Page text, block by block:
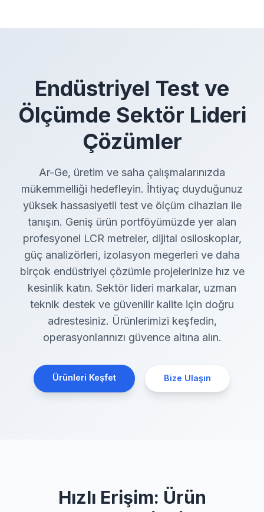
Endüstriyel Test ve
Ölçümde Sektör Lideri
Çözümler
Ar-Ge, üretim ve saha çalışmalarınızda
mükemmelliği hedefleyin. İhtiyaç duyduğunuz
yüksek hassasiyetli test ve ölçüm cihazları ile
tanışın. Geniş ürün portföyümüzde yer alan
profesyonel LCR metreler, dijital osiloskoplar,
güç analizörleri, izolasyon megerleri ve daha
birçok endüstriyel çözümle projelerinize hız ve
kesinlik katın. Sektör lideri markalar, uzman
teknik destek ve güvenilir kalite için doğru
adrestesiniz. Ürünlerimizi keşfedin,
operasyonlarınızı güvence altına alın.
Ürünleri Keşfet Bize Ulaşın
Hızlı Erişim: Ürün